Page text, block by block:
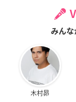
みんな
木村昴